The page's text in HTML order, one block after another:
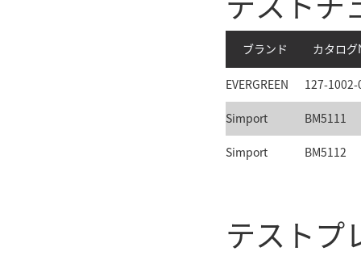
ブランド カタログ
EVERGREEN 127-1002-
Simport BM5111
Simport BM5112
テストプ